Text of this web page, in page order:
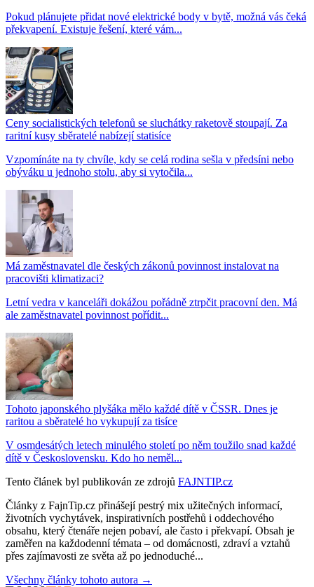
Pokud plánujete přidat nové elektrické body v bytě, možná vás čeká
překvapení. Existuje řešení, které vám...
Ceny socialistických telefonů se sluchátky raketově stoupají. Za
raritní kusy sběratelé nabízejí statisíce
Vzpomínáte na ty chvíle, kdy se celá rodina sešla v předsíni nebo
obýváku u jednoho stolu, aby si vytočila...
Má zaměstnavatel dle českých zákonů povinnost instalovat na
pracovišti klimatizaci?
Letní vedra v kanceláři dokážou pořádně ztrpčit pracovní den. Má
ale zaměstnavatel povinnost pořídit...
Tohoto japonského plyšáka mělo každé dítě v ČSSR. Dnes je
raritou a sběratelé ho vykupují za tisíce
V osmdesátých letech minulého století po něm toužilo snad každé
dítě v Československu. Kdo ho neměl...
Tento článek byl publikován ze zdrojů FAJNTIP.cz
Články z FajnTip.cz přinášejí pestrý mix užitečných informací,
životních vychytávek, inspirativních postřehů i oddechového
obsahu, který čtenáře nejen pobaví, ale často i překvapí. Obsah je
zaměřen na každodenní témata – od domácnosti, zdraví a vztahů
přes zajímavosti ze světa až po jednoduché...
Všechny články tohoto autora →